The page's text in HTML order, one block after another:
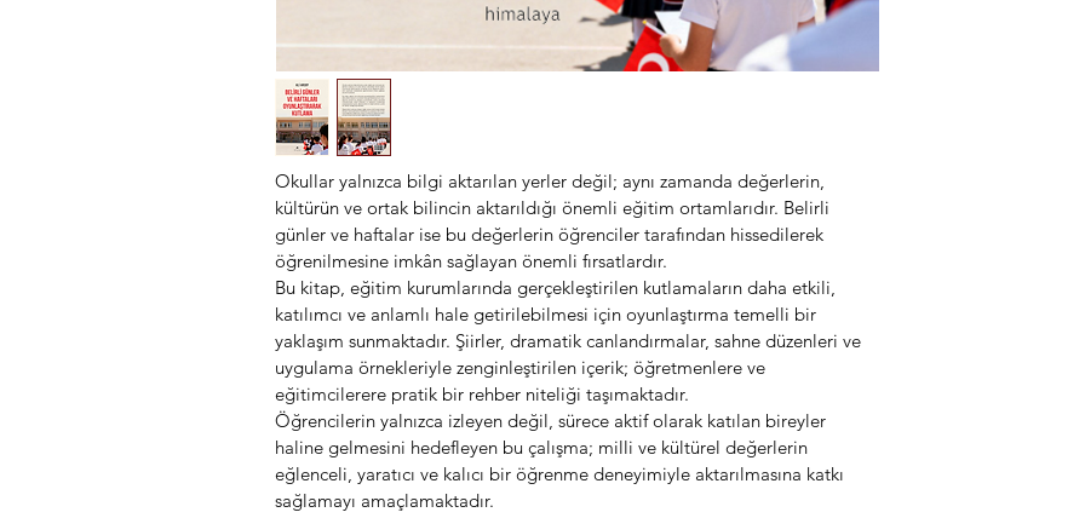
Okullar yalnızca bilgi aktarılan yerler değil; aynı zamanda değerlerin,
kültürün ve ortak bilincin aktarıldığı önemli eğitim ortamlarıdır. Belirli
günler ve haftalar ise bu değerlerin öğrenciler tarafından hissedilerek
öğrenilmesine imkân sağlayan önemli fırsatlardır.
Bu kitap, eğitim kurumlarında gerçekleştirilen kutlamaların daha etkili,
katılımcı ve anlamlı hale getirilebilmesi için oyunlaştırma temelli bir
yaklaşım sunmaktadır. Şiirler, dramatik canlandırmalar, sahne düzenleri ve
uygulama örnekleriyle zenginleştirilen içerik; öğretmenlere ve
eğitimcilerere pratik bir rehber niteliği taşımaktadır.
Öğrencilerin yalnızca izleyen değil, sürece aktif olarak katılan bireyler
haline gelmesini hedefleyen bu çalışma; milli ve kültürel değerlerin
eğlenceli, yaratıcı ve kalıcı bir öğrenme deneyimiyle aktarılmasına katkı
sağlamayı amaçlamaktadır.